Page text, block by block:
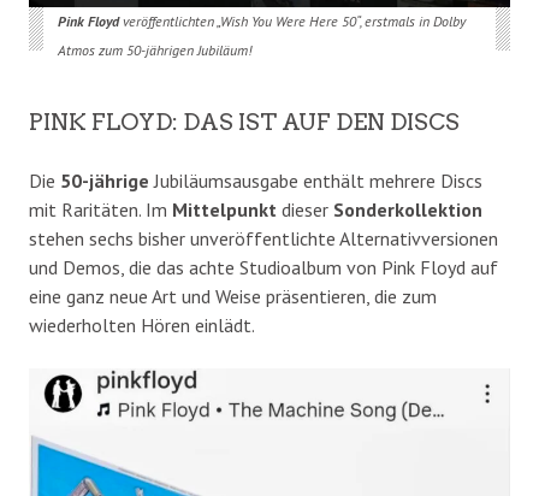
Pink Floydveröffentlichten „Wish You Were Here 50“, erstmals in Dolby
Atmos zum 50-jährigen Jubiläum!
PINK FLOYD: DAS IST AUF DEN DISCS
Die 50-jährige Jubiläumsausgabe enthält mehrere Discs
mit Raritäten. Im Mittelpunkt dieser Sonderkollektion
stehen sechs bisher unveröffentlichte Alternativversionen
und Demos, die das achte Studioalbum von Pink Floyd auf
eine ganz neue Art und Weise präsentieren, die zum
wiederholten Hören einlädt.